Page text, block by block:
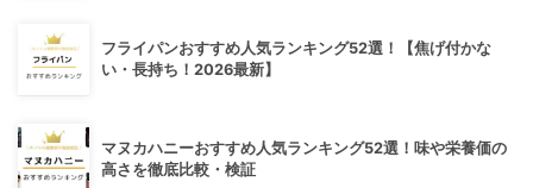
フライパンおすすめ人気ランキング52選！【焦げ付かな
い・長持ち！2026最新】
マヌカハニーおすすめ人気ランキング52選！味や栄養価の
高さを徹底比較・検証